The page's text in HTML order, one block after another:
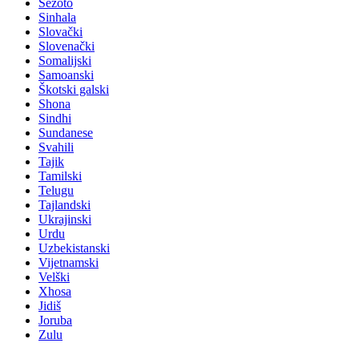
Sezoto
Sinhala
Slovački
Slovenački
Somalijski
Samoanski
Škotski galski
Shona
Sindhi
Sundanese
Svahili
Tajik
Tamilski
Telugu
Tajlandski
Ukrajinski
Urdu
Uzbekistanski
Vijetnamski
Velški
Xhosa
Jidiš
Joruba
Zulu